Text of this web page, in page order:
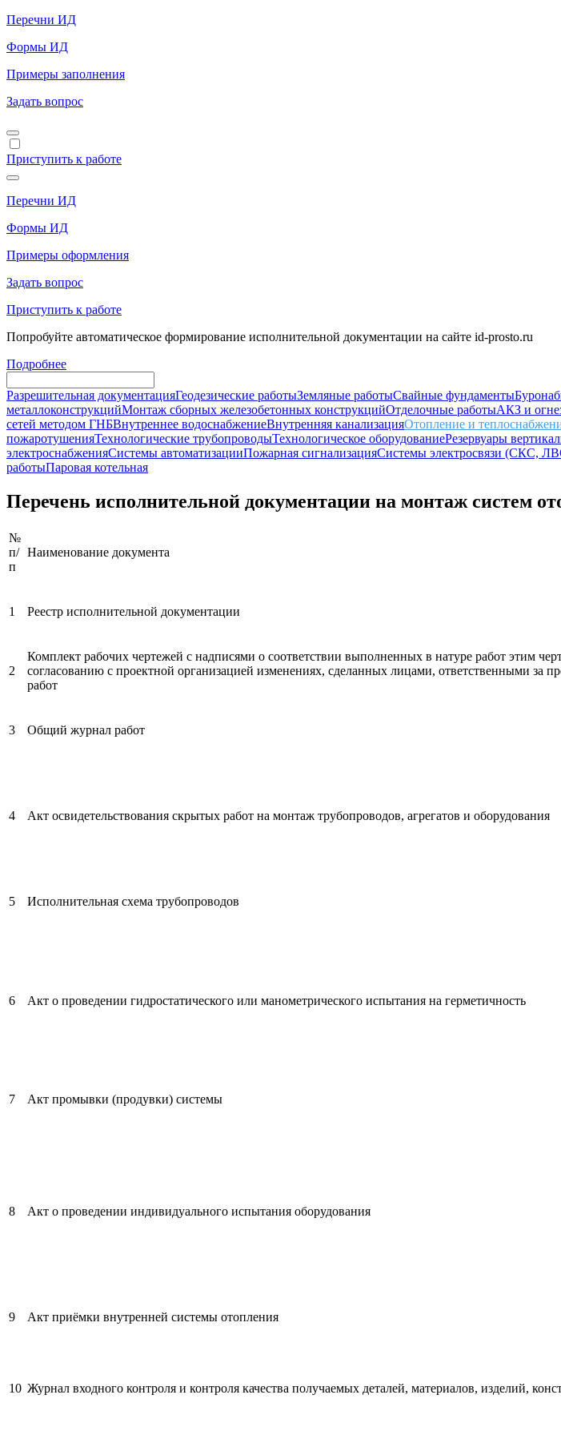
Перечни ИД
Формы ИД
Примеры заполнения
Задать вопрос
Приступить к работе
Перечни ИД
Формы ИД
Примеры оформления
Задать вопрос
Приступить к работе
Попробуйте автоматическое формирование исполнительной документации на сайте id-prosto.ru
Подробнее
Разрешительная документацияГеодезические работыЗемляные работыСвайные фундаменты
металлоконструкцийМонтаж сборных железобетонных конструкцийОтделочные работыАКЗ и
сетей методом ГНБВнутреннее водоснабжениеВнутренняя канализацияОтопление и
пожаротушенияТехнологические трубопроводыТехнологическое оборудованиеРезервуары
электроснабженияСистемы автоматизацииПожарная сигнализацияСистемы электросвязи (СКС,
работыПаровая котельная
Перечень исполнительной документации на монтаж систем
№
п/
п
Наименование документа
1 Реестр исполнительной документации
2
Комплект рабочих чертежей с надписями о соответствии выполненных в натуре работ этим
согласованию с проектной организацией изменениях, сделанных лицами, ответственными за
работ
3 Общий журнал работ
4 Акт освидетельствования скрытых работ на монтаж трубопроводов, агрегатов и оборудования
5 Исполнительная схема трубопроводов
6 Акт о проведении гидростатического или манометрического испытания на герметичность
7 Акт промывки (продувки) системы
8 Акт о проведении индивидуального испытания оборудования
9 Акт приёмки внутренней системы отопления
10 Журнал входного контроля и контроля качества получаемых деталей, материалов, изделий,